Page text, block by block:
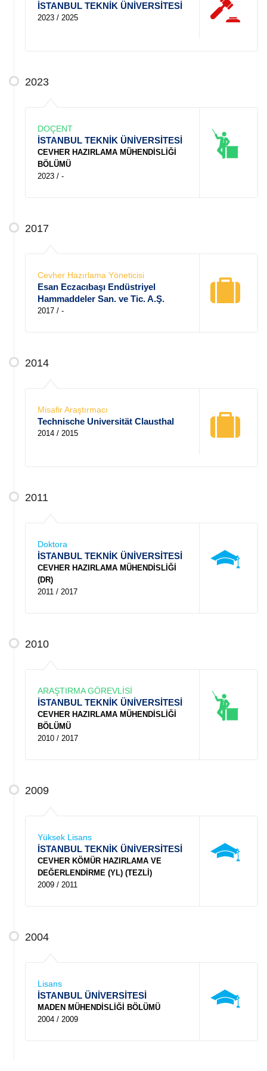
İSTANBUL TEKNİK ÜNİVERSİTESİ
2023 / 2025
2023
DOÇENT
İSTANBUL TEKNİK ÜNİVERSİTESİ
CEVHER HAZIRLAMA MÜHENDİSLİĞİ
BÖLÜMÜ
2023 / -
2017
Cevher Hazırlama Yöneticisi
Esan Eczacıbaşı Endüstriyel
Hammaddeler San. ve Tic. A.Ş.
2017 / -
2014
Misafir Araştırmacı
Technische Universität Clausthal
2014 / 2015
2011
Doktora
İSTANBUL TEKNİK ÜNİVERSİTESİ
CEVHER HAZIRLAMA MÜHENDİSLİĞİ
(DR)
2011 / 2017
2010
ARAŞTIRMA GÖREVLİSİ
İSTANBUL TEKNİK ÜNİVERSİTESİ
CEVHER HAZIRLAMA MÜHENDİSLİĞİ
BÖLÜMÜ
2010 / 2017
2009
Yüksek Lisans
İSTANBUL TEKNİK ÜNİVERSİTESİ
CEVHER KÖMÜR HAZIRLAMA VE
DEĞERLENDİRME (YL) (TEZLİ)
2009 / 2011
2004
Lisans
İSTANBUL ÜNİVERSİTESİ
MADEN MÜHENDİSLİĞİ BÖLÜMÜ
2004 / 2009